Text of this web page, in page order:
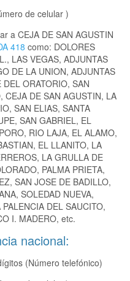
de celular )
a CEJA DE SAN AGUSTIN
418 como: DOLORES
LAS VEGAS, ADJUNTAS
DE LA UNION, ADJUNTAS
ORATORIO, SAN
CEJA DE SAN AGUSTIN, LA
SAN ELIAS, SANTA
SAN GABRIEL, EL
RIO LAJA, EL ALAMO,
EL LLANITO, LA
LA GRULLA DE
PALMA PRIETA,
SAN JOSE DE BADILLO,
SOLEDAD NUEVA,
DEL SAUCITO,
I. MADERO, etc.
nacional:
(Número telefónico)